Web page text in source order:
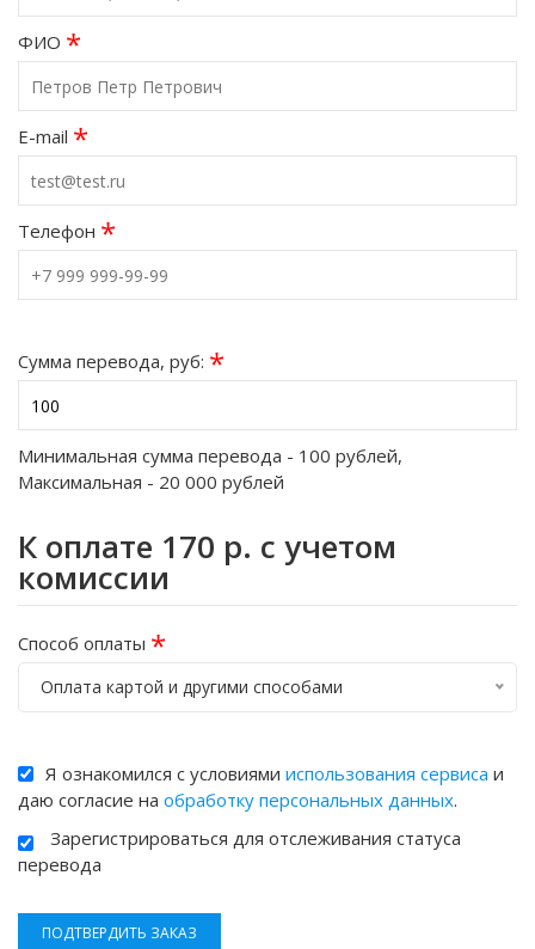
ФИО *
E-mail *
Телефон *
Сумма перевода, руб: *
Минимальная сумма перевода - 100 рублей,
Максимальная - 20 000 рублей
К оплате 170 р. с учетом
комиссии
Способ оплаты *
Оплата картой и другими способами
Я ознакомился с условиями использования сервиса и
даю согласие на обработку персональных данных.
Зарегистрироваться для отслеживания статуса
перевода
ПОДТВЕРДИТЬ ЗАКАЗ